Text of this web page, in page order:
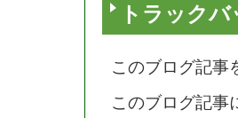
トラック
このブログ記事
このブログ記事